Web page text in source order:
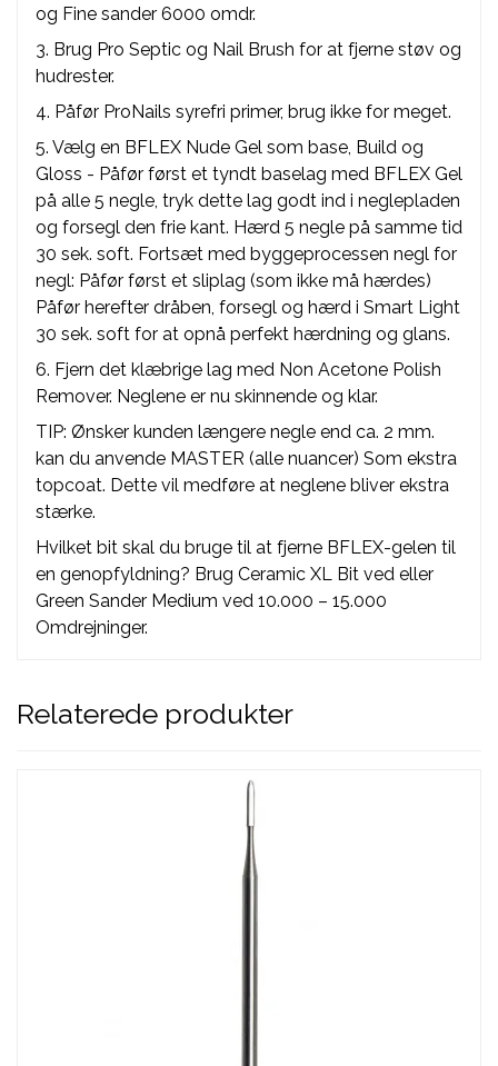
og Fine sander 6000 omdr.
3. Brug Pro Septic og Nail Brush for at fjerne støv og
hudrester.
4. Påfør ProNails syrefri primer, brug ikke for meget.
5. Vælg en BFLEX Nude Gel som base, Build og
Gloss - Påfør først et tyndt baselag med BFLEX Gel
på alle 5 negle, tryk dette lag godt ind i neglepladen
og forsegl den frie kant. Hærd 5 negle på samme tid
30 sek. soft. Fortsæt med byggeprocessen negl for
negl: Påfør først et sliplag (som ikke må hærdes)
Påfør herefter dråben, forsegl og hærd i Smart Light
30 sek. soft for at opnå perfekt hærdning og glans.
6. Fjern det klæbrige lag med Non Acetone Polish
Remover. Neglene er nu skinnende og klar.
TIP: Ønsker kunden længere negle end ca. 2 mm.
kan du anvende MASTER (alle nuancer) Som ekstra
topcoat. Dette vil medføre at neglene bliver ekstra
stærke.
Hvilket bit skal du bruge til at fjerne BFLEX-gelen til
en genopfyldning? Brug Ceramic XL Bit ved eller
Green Sander Medium ved 10.000 – 15.000
Omdrejninger.
Relaterede produkter